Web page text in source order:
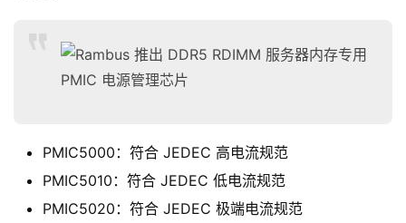
PMIC5000：符合 JEDEC 高电流规范
PMIC5010：符合 JEDEC 低电流规范
PMIC5020：符合 JEDEC 极端电流规范